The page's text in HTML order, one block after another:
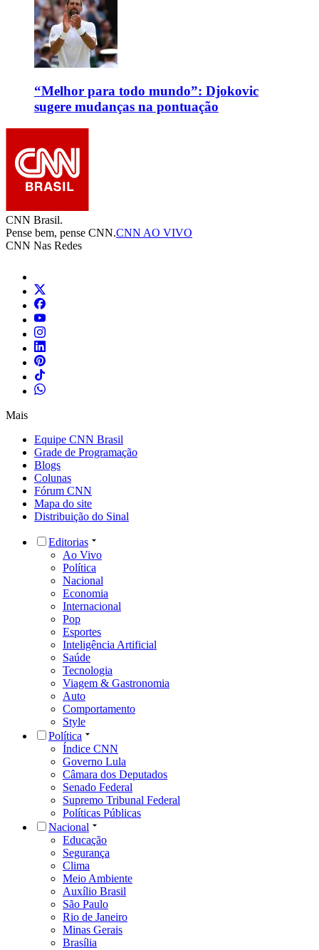
“Melhor para todo mundo”: Djokovic
sugere mudanças na pontuação
CNN Brasil.
Pense bem, pense CNN.CNN AO VIVO
CNN Nas Redes
Mais
Equipe CNN Brasil
Grade de Programação
Blogs
Colunas
Fórum CNN
Mapa do site
Distribuição do Sinal
Editorias
Ao Vivo
Política
Nacional
Economia
Internacional
Pop
Esportes
Inteligência Artificial
Saúde
Tecnologia
Viagem & Gastronomia
Auto
Comportamento
Style
Política
Índice CNN
Governo Lula
Câmara dos Deputados
Senado Federal
Supremo Tribunal Federal
Políticas Públicas
Nacional
Educação
Segurança
Clima
Meio Ambiente
Auxílio Brasil
São Paulo
Rio de Janeiro
Minas Gerais
Brasília